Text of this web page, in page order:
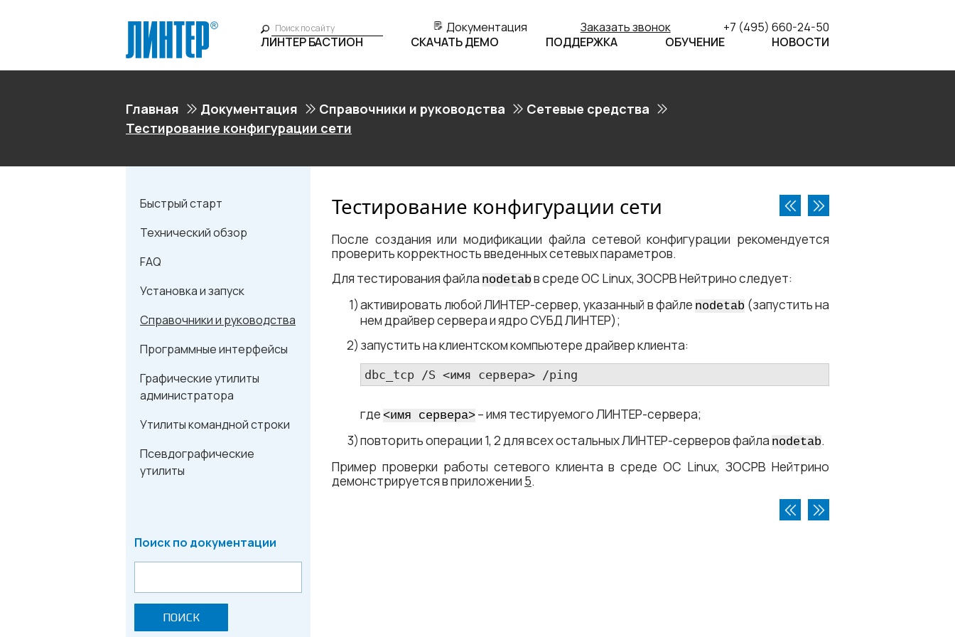
Документация Заказать звонок
+7 (495) 660-24-50
ЛИНТЕР БАСТИОН
СКАЧАТЬ ДЕМО ПОДДЕРЖКА ОБУЧЕНИЕ НОВОСТИ
Главная Документация Справочники и руководства
Сетевые средства
Тестирование конфигурации сети
Быстрый старт
Технический обзор
FAQ
Установка и запуск
Справочники и руководства
Программные интерфейсы
Графические утилиты
администратора
Утилиты командной строки
Псевдографические
утилиты
Поиск по документации
ПОИСК
Тестирование конфигурации сети
После создания или модификации файла сетевой конфигурации рекомендуется
проверить корректность введенных сетевых параметров.
Для тестирования файла nodetab в среде ОС Linux, ЗОСРВ Нейтрино следует:
активировать любой ЛИНТЕР-сервер, указанный в файле nodetab(запустить на
нем драйвер сервера и ядро СУБД ЛИНТЕР);
запустить на клиентском компьютере драйвер клиента:
dbc_tcp /S <​имя сервера​> /ping
где <​имя сервера​> – имя тестируемого ЛИНТЕР-сервера;
повторить операции 1, 2 для всех остальных ЛИНТЕР-серверов файла nodetab.
Пример проверки работы сетевого клиента в среде ОС Linux, ЗОСРВ Нейтрино
демонстрируется в приложении 5.